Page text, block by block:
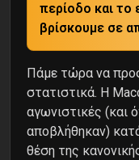
περίοδο και το
βρίσκουμε σε
Πάμε τώρα να
στατιστικά. Η
αγωνιστικές (και
αποβλήθηκαν)
θέση της